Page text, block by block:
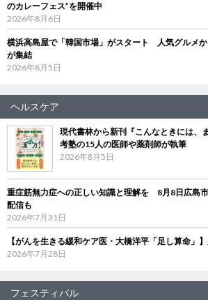
のカレーフェス”を開催中
2026年8月6日
横浜高島屋で「韓国市場」がスタート 人気グルメ
が集結
2026年8月5日
ヘルスケア
現代書林から新刊『こんなときには
考塾の15人の医師や薬剤師が執筆
2026年8月5日
重症筋無力症への正しい知識と理解を 8月8日広島
配信も
2026年7月31日
【がんを生きる緩和ケア医・大橋洋平「足し算命」
2026年7月28日
フェスティバル